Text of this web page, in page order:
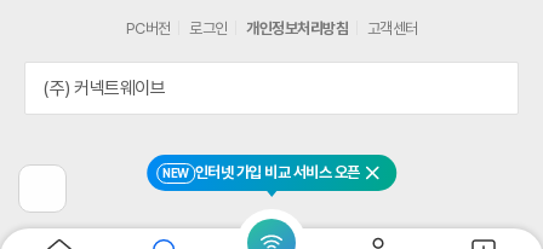
전
페
NEW 인터넷 가입 비교 서비스 오픈 닫기
PC버전 로그인 개인정보처리방침 고객센터
(주) 커넥트웨이브